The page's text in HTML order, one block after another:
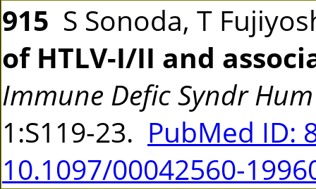
915 S Sonoda, T
of HTLV-I/II and
Immune Defic Syndr
1:S119-23. PubMed ID:
10.1097/00042560-